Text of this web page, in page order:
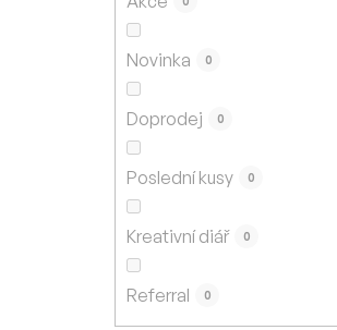
Novinka 0
Doprodej 0
Poslední kusy 0
Kreativní diář 0
Referral 0